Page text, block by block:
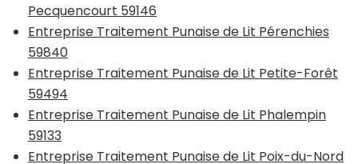
Pecquencourt 59146
Entreprise Traitement Punaise de Lit Pérenchies
59840
Entreprise Traitement Punaise de Lit Petite-Forêt
59494
Entreprise Traitement Punaise de Lit Phalempin
59133
Entreprise Traitement Punaise de Lit Poix-du-Nord